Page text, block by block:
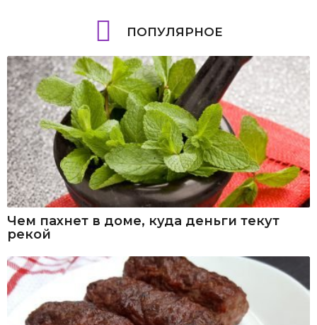
ПОПУЛЯРНОЕ
Чем пахнет в доме, куда деньги текут
рекой